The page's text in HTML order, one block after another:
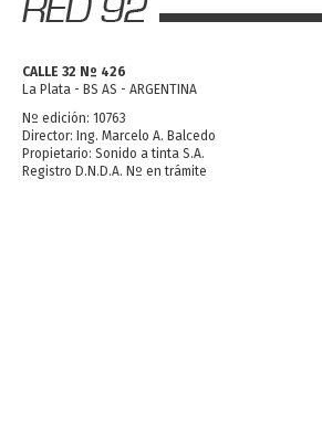
CALLE 32 Nº 426
La Plata - BS AS - ARGENTINA
Nº edición: 10763
Director: Ing. Marcelo A. Balcedo
Propietario: Sonido a tinta S.A.
Registro D.N.D.A. Nº en trámite